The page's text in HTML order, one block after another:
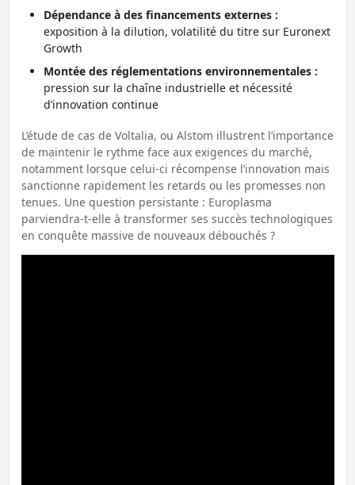
Dépendance à des financements externes :
exposition à la dilution, volatilité du titre sur Euronext
Growth
Montée des réglementations environnementales :
pression sur la chaîne industrielle et nécessité
d’innovation continue
L’étude de cas de Voltalia, ou Alstom illustrent l’importance
de maintenir le rythme face aux exigences du marché,
notamment lorsque celui-ci récompense l’innovation mais
sanctionne rapidement les retards ou les promesses non
tenues. Une question persistante : Europlasma
parviendra-t-elle à transformer ses succès technologiques
en conquête massive de nouveaux débouchés ?